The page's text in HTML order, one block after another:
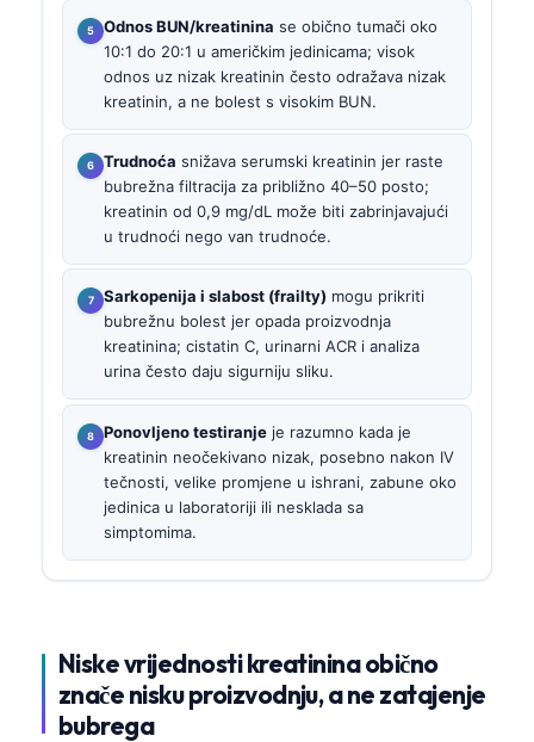
Odnos BUN/kreatinina se obično tumači oko
10:1 do 20:1 u američkim jedinicama; visok
odnos uz nizak kreatinin često odražava nizak
kreatinin, a ne bolest s visokim BUN.
Trudnoća snižava serumski kreatinin jer raste
bubrežna filtracija za približno 40–50 posto;
kreatinin od 0,9 mg/dL može biti zabrinjavajući
u trudnoći nego van trudnoće.
Sarkopenija i slabost (frailty) mogu prikriti
bubrežnu bolest jer opada proizvodnja
kreatinina; cistatin C, urinarni ACR i analiza
urina često daju sigurniju sliku.
Ponovljeno testiranje je razumno kada je
kreatinin neočekivano nizak, posebno nakon IV
tečnosti, velike promjene u ishrani, zabune oko
jedinica u laboratoriji ili nesklada sa
simptomima.
Niske vrijednosti kreatinina obično
znače nisku proizvodnju, a ne zatajenje
bubrega